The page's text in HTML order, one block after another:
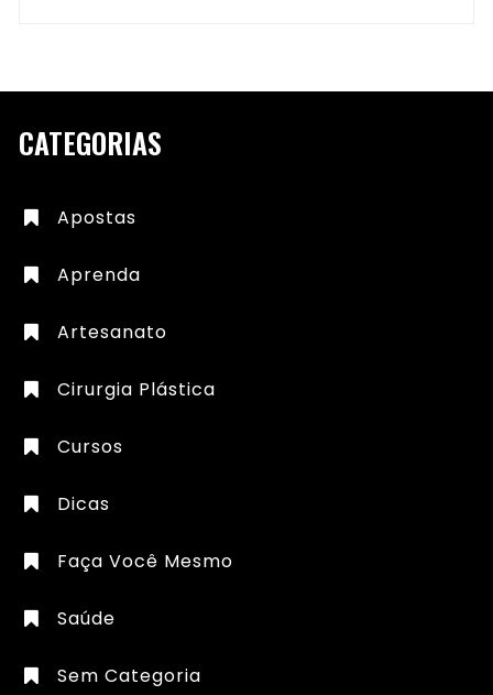
CATEGORIAS
Apostas
Aprenda
Artesanato
Cirurgia Plástica
Cursos
Dicas
Faça Você Mesmo
Saúde
Sem Categoria